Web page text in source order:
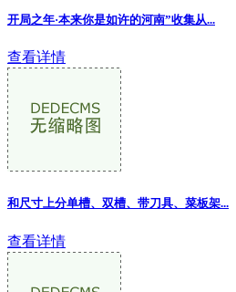
开局之年·本来你是如许的河南”收集从...
查看详情
和尺寸上分单槽、双槽、带刀具、菜板架...
查看详情